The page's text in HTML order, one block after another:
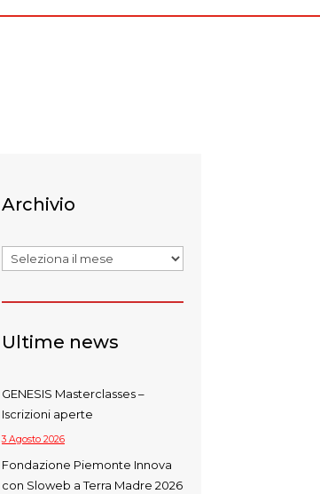
Archivio
Archivi
Ultime news
GENESIS Masterclasses –
Iscrizioni aperte
3 Agosto 2026
Fondazione Piemonte Innova
con Sloweb a Terra Madre 2026